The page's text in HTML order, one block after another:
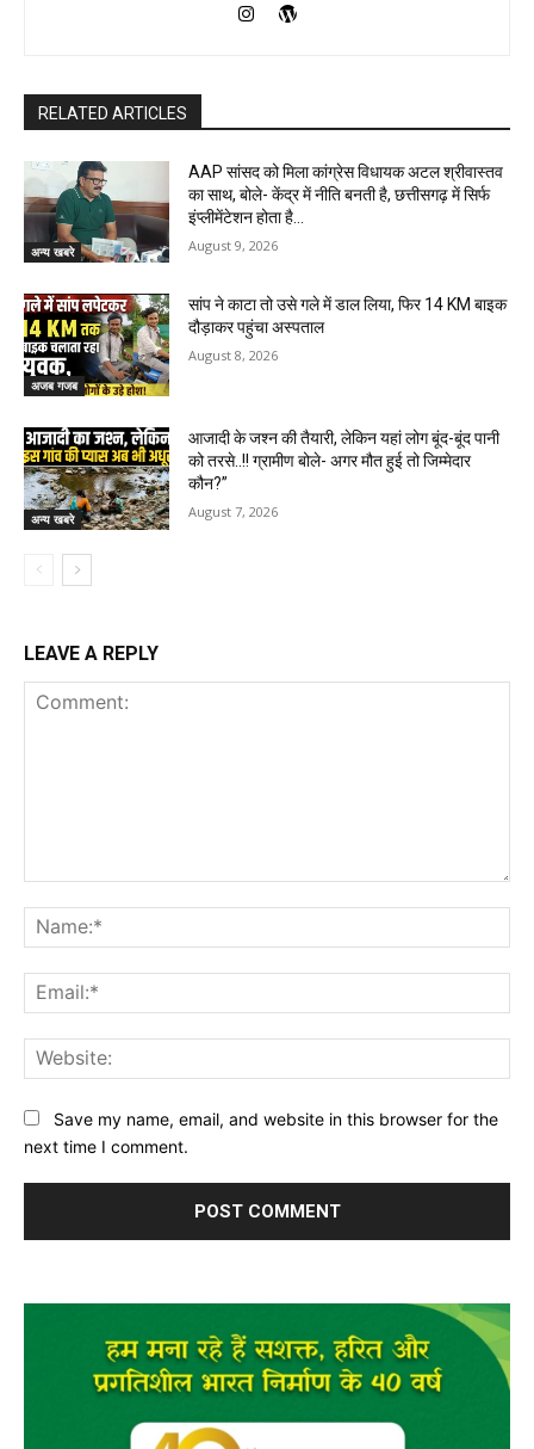
RELATED ARTICLES
अन्य खबरे
AAP सांसद को मिला कांग्रेस विधायक अटल श्रीवास्तव
का साथ, बोले- केंद्र में नीति बनती है, छत्तीसगढ़ में सिर्फ
इंप्लीमेंटेशन होता है…
August 9, 2026
अजब गजब
सांप ने काटा तो उसे गले में डाल लिया, फिर 14 KM बाइक
दौड़ाकर पहुंचा अस्पताल
August 8, 2026
अन्य खबरे
आजादी के जश्न की तैयारी, लेकिन यहां लोग बूंद-बूंद पानी
को तरसे..!! ग्रामीण बोले- अगर मौत हुई तो जिम्मेदार
कौन?”
August 7, 2026
LEAVE A REPLY
Save my name, email, and website in this browser for the
next time I comment.